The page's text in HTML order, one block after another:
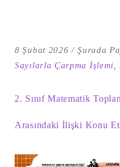
kelime
sonuçları:
8 Şubat 2026 Şurada
Sayılarla Çarpma İşlemi
2. Sınıf Matematik
Arasındaki İlişki Konu